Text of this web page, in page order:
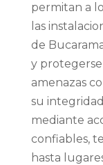
permitan a
las
de
y protegerse
amenazas
su
mediante
confiables,
hasta